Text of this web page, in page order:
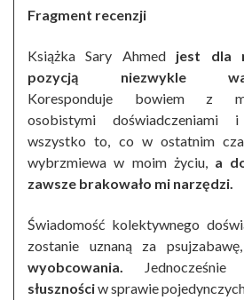
Fragment recenzji
Książka Sary Ahmedjest dla
pozycją niezwykle
Koresponduje bowiem z
osobistymi doświadczeniami
wszystko to, co w ostatnim
wybrzmiewa w moim życiu, a
zawsze brakowało mi narzędzi.
Świadomość kolektywnego
zostanie uznaną za psujzabawę,
wyobcowania. Jednocześnie
słusznościw sprawie